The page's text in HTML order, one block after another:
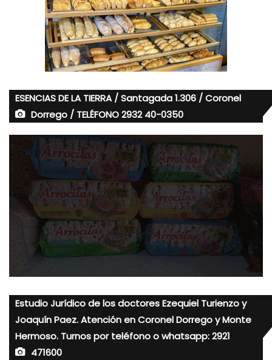
ESENCIAS DE LA TIERRA / Santagada 1.306 / Coronel
Dorrego / TELÉFONO 2932 40-0350
Estudio Jurídico de los doctores Ezequiel Turienzo y
Joaquín Paez. Atención en Coronel Dorrego y Monte
Hermoso. Turnos por teléfono o whatsapp: 2921
471600